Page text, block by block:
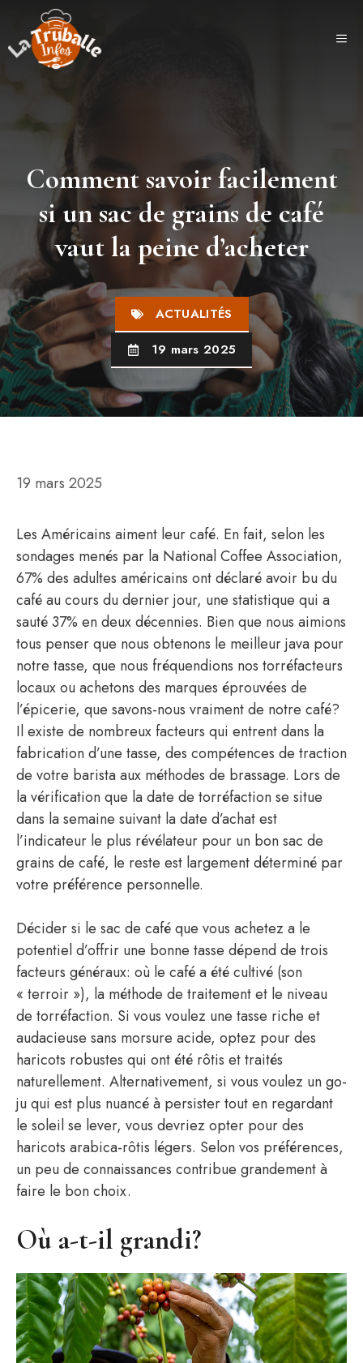
contenu
Comment savoir facilement
si un sac de grains de café
vaut la peine d’acheter
ACTUALITÉS
19 mars 2025
19 mars 2025
Les Américains aiment leur café. En fait, selon les
sondages menés par la National Coffee Association,
67% des adultes américains ont déclaré avoir bu du
café au cours du dernier jour, une statistique qui a
sauté 37% en deux décennies. Bien que nous aimions
tous penser que nous obtenons le meilleur java pour
notre tasse, que nous fréquendions nos torréfacteurs
locaux ou achetons des marques éprouvées de
l’épicerie, que savons-nous vraiment de notre café?
Il existe de nombreux facteurs qui entrent dans la
fabrication d’une tasse, des compétences de traction
de votre barista aux méthodes de brassage. Lors de
la vérification que la date de torréfaction se situe
dans la semaine suivant la date d’achat est
l’indicateur le plus révélateur pour un bon sac de
grains de café, le reste est largement déterminé par
votre préférence personnelle.
Décider si le sac de café que vous achetez a le
potentiel d’offrir une bonne tasse dépend de trois
facteurs généraux: où le café a été cultivé (son
« terroir »), la méthode de traitement et le niveau
de torréfaction. Si vous voulez une tasse riche et
audacieuse sans morsure acide, optez pour des
haricots robustes qui ont été rôtis et traités
naturellement. Alternativement, si vous voulez un go-
ju qui est plus nuancé à persister tout en regardant
le soleil se lever, vous devriez opter pour des
haricots arabica-rôtis légers. Selon vos préférences,
un peu de connaissances contribue grandement à
faire le bon choix.
Où a-t-il grandi?